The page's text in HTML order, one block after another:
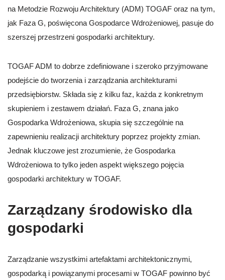
na Metodzie Rozwoju Architektury (ADM) TOGAF oraz na tym,
jak Faza G, poświęcona Gospodarce Wdrożeniowej, pasuje do
szerszej przestrzeni gospodarki architektury.
TOGAF ADM to dobrze zdefiniowane i szeroko przyjmowane
podejście do tworzenia i zarządzania architekturami
przedsiębiorstw. Składa się z kilku faz, każda z konkretnym
skupieniem i zestawem działań. Faza G, znana jako
Gospodarka Wdrożeniowa, skupia się szczególnie na
zapewnieniu realizacji architektury poprzez projekty zmian.
Jednak kluczowe jest zrozumienie, że Gospodarka
Wdrożeniowa to tylko jeden aspekt większego pojęcia
gospodarki architektury w TOGAF.
Zarządzany środowisko dla
gospodarki
Zarządzanie wszystkimi artefaktami architektonicznymi,
gospodarką i powiązanymi procesami w TOGAF powinno być